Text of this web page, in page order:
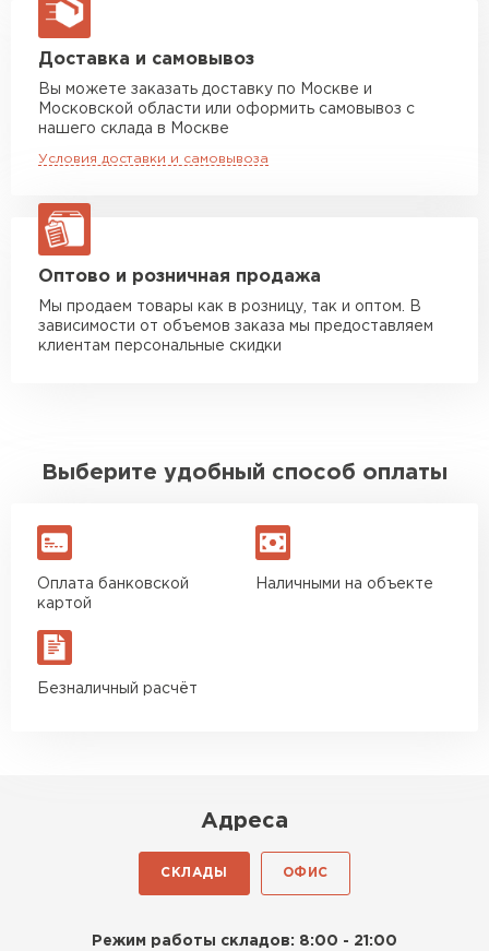
макс. длина груза 13,5 м
Манипулятор до 5 тн
Манипулятор до 10 тн
макс. длина груза 8 м
макс. длина груза 13,5 м
ЗАКАЗАТЬ С ДОСТАВКОЙ
Доставка и самовывоз
Вы можете заказать доставку по Москве и
Московской области или оформить самовывоз с
нашего склада в Москве
Условия доставки и самовывоза
Оптово и розничная продажа
Мы продаем товары как в розницу, так и оптом. В
зависимости от объемов заказа мы предоставляем
клиентам персональные скидки
Выберите удобный способ оплаты
Оплата банковской
картой
Наличными на объекте
Безналичный расчёт
Адреса
СКЛАДЫ ОФИС
Режим работы складов: 8:00 - 21:00